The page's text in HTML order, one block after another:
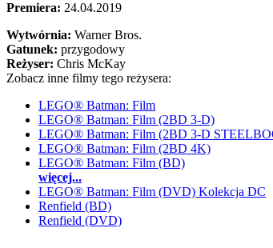
Premiera: 24.04.2019
Wytwórnia: Warner Bros.
Gatunek: przygodowy
Reżyser: Chris McKay
Zobacz inne filmy tego reżysera:
LEGO® Batman: Film
LEGO® Batman: Film (2BD 3-D)
LEGO® Batman: Film (2BD 3-D
LEGO® Batman: Film (2BD 4K)
LEGO® Batman: Film (BD)
więcej...
LEGO® Batman: Film (DVD) Kolekcja DC
Renfield (BD)
Renfield (DVD)